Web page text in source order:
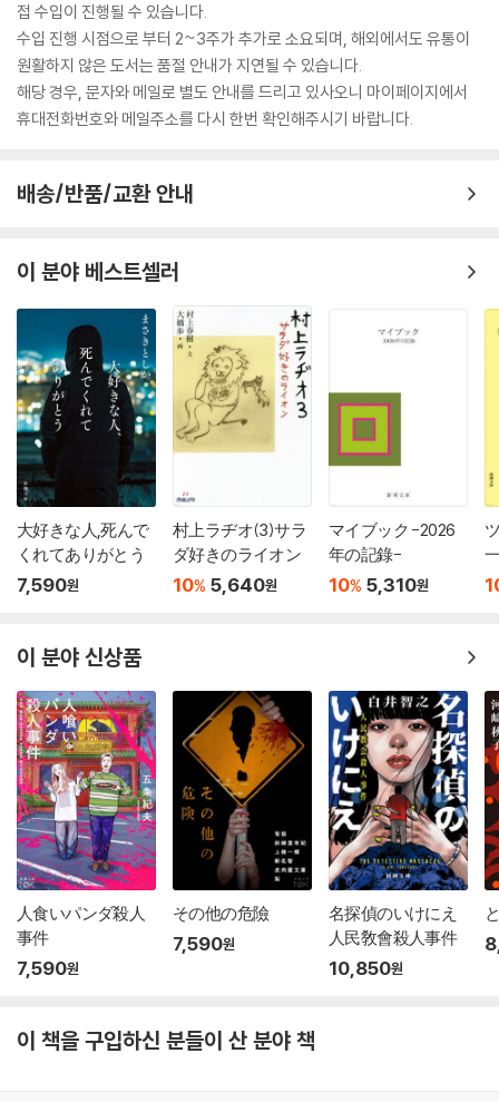
접 수입이 진행될 수 있습니다.
수입 진행 시점으로 부터 2~3주가 추가로 소요되며, 해외에서도 유통이
원활하지 않은 도서는 품절 안내가 지연될 수 있습니다.
해당 경우, 문자와 메일로 별도 안내를 드리고 있사오니 마이페이지에서
휴대전화번호와 메일주소를 다시 한번 확인해주시기 바랍니다.
배송/반품/교환 안내
이 분야 베스트셀러
大好きな人,死んで
くれてありがとう
7,590원
村上ラヂオ(3)サラ
ダ好きのライオン
10% 5,640원
マイブック -2026
年の記錄-
10% 5,310원
이 분야 신상품
人食いパンダ殺人
事件
7,590원
その他の危險
7,590원
名探偵のいけにえ
人民敎會殺人事件
10,850원
이 책을 구입하신 분들이 산 분야 책